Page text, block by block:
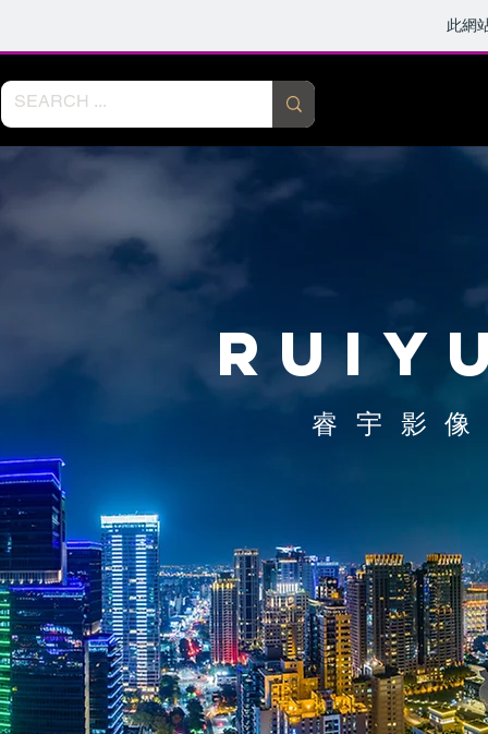
此網
睿宇影